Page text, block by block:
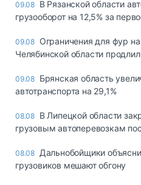
09.08 В Рязанской области
грузооборот на 12,5% за
09.08 Ограничения для фур
Челябинской области
09.08 Брянская область
автотранспорта на 29,1%
08.08 В Липецкой области
грузовым автоперевозкам
08.08 Дальнобойщики
грузовиков мешают обгону